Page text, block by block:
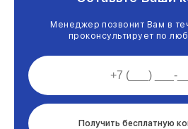
Менеджер позвонит Вам в
проконсультирует по
Получить бесплатную